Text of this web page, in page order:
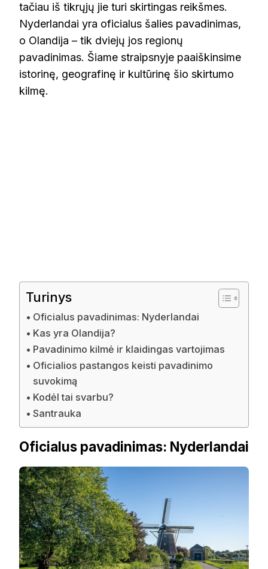
tačiau iš tikrųjų jie turi skirtingas reikšmes.
Nyderlandai yra oficialus šalies pavadinimas,
o Olandija – tik dviejų jos regionų
pavadinimas. Šiame straipsnyje paaiškinsime
istorinę, geografinę ir kultūrinę šio skirtumo
kilmę.
Turinys
Oficialus pavadinimas: Nyderlandai
Kas yra Olandija?
Pavadinimo kilmė ir klaidingas vartojimas
Oficialios pastangos keisti pavadinimo
suvokimą
Kodėl tai svarbu?
Santrauka
Oficialus pavadinimas: Nyderlandai